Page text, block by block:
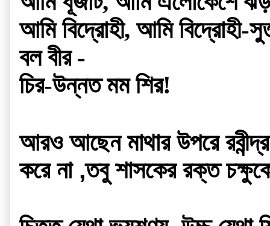
আমি বিদ্রোহী, আমি বিদ্রোহী-
বল বীর -
চির-উন্নত মম শির!
আরও আছেন মাথার উপরে
করে না ,তবু শাসকের রক্ত